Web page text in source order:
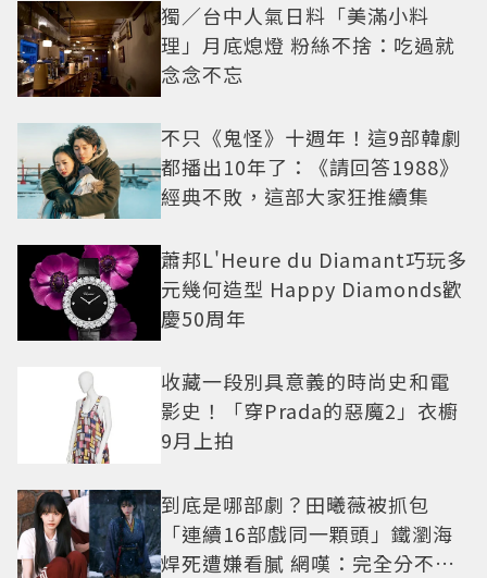
獨／台中人氣日料「美滿小料
理」月底熄燈 粉絲不捨：吃過就
念念不忘
不只《鬼怪》十週年！這9部韓劇
都播出10年了：《請回答1988》
經典不敗，這部大家狂推續集
蕭邦L'Heure du Diamant巧玩多
元幾何造型 Happy Diamonds歡
慶50周年
收藏一段別具意義的時尚史和電
影史！「穿Prada的惡魔2」衣櫥
9月上拍
到底是哪部劇？田曦薇被抓包
「連續16部戲同一顆頭」鐵瀏海
焊死遭嫌看膩 網嘆：完全分不出